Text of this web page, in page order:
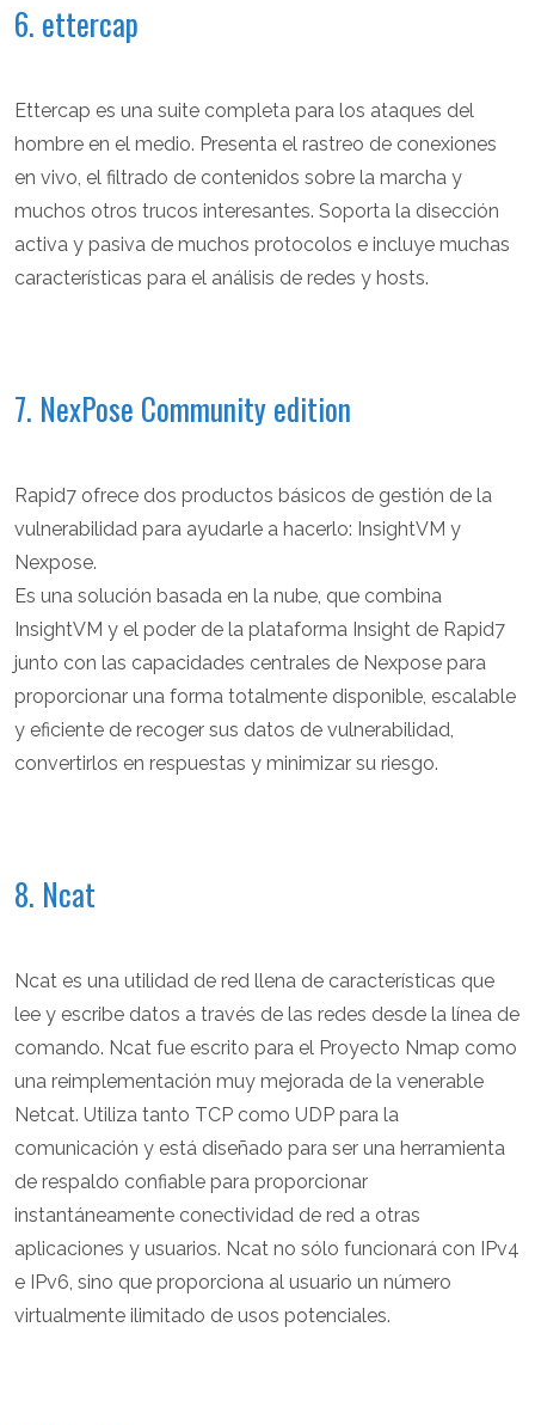
6. ettercap
Ettercap es una suite completa para los ataques del
hombre en el medio. Presenta el rastreo de conexiones
en vivo, el filtrado de contenidos sobre la marcha y
muchos otros trucos interesantes. Soporta la disección
activa y pasiva de muchos protocolos e incluye muchas
características para el análisis de redes y hosts.
7. NexPose Community edition
Rapid7 ofrece dos productos básicos de gestión de la
vulnerabilidad para ayudarle a hacerlo: InsightVM y
Nexpose.
Es una solución basada en la nube, que combina
InsightVM y el poder de la plataforma Insight de Rapid7
junto con las capacidades centrales de Nexpose para
proporcionar una forma totalmente disponible, escalable
y eficiente de recoger sus datos de vulnerabilidad,
convertirlos en respuestas y minimizar su riesgo.
8. Ncat
Ncat es una utilidad de red llena de características que
lee y escribe datos a través de las redes desde la línea de
comando. Ncat fue escrito para el Proyecto Nmap como
una reimplementación muy mejorada de la venerable
Netcat. Utiliza tanto TCP como UDP para la
comunicación y está diseñado para ser una herramienta
de respaldo confiable para proporcionar
instantáneamente conectividad de red a otras
aplicaciones y usuarios. Ncat no sólo funcionará con IPv4
e IPv6, sino que proporciona al usuario un número
virtualmente ilimitado de usos potenciales.